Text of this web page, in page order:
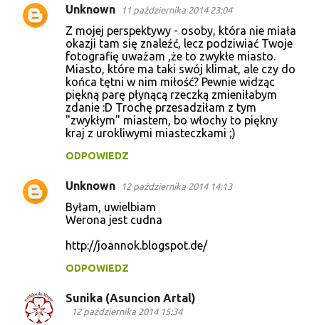
Unknown 11 października 2014 23:04
Z mojej perspektywy - osoby, która nie miała
okazji tam się znaleźć, lecz podziwiać Twoje
fotografię uważam ,że to zwykłe miasto.
Miasto, które ma taki swój klimat, ale czy do
końca tętni w nim miłość? Pewnie widząc
piękną parę płynącą rzeczką zmieniłabym
zdanie :D Trochę przesadziłam z tym
"zwykłym" miastem, bo włochy to piękny
kraj z urokliwymi miasteczkami ;)
ODPOWIEDZ
Unknown 12 października 2014 14:13
Byłam, uwielbiam
Werona jest cudna
http://joannok.blogspot.de/
ODPOWIEDZ
Sunika (Asuncion Artal)
12 października 2014 15:34